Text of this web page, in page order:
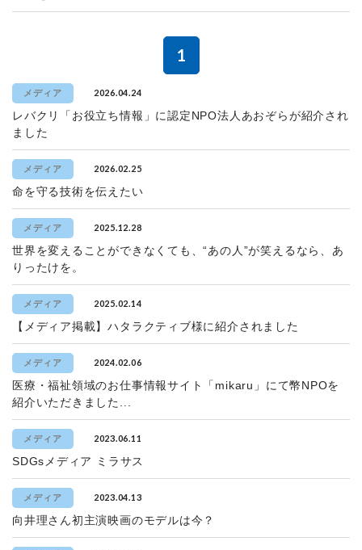
1
メディア 2026.04.24
レバクリ「お役立ち情報」に認定NPO法人あおぞらが紹介され
ました
メディア 2026.02.25
命を守る技術を伝えたい
メディア 2025.12.28
世界を変えることができなくても、“あの人”が笑えるなら、あ
りったけを。
メディア 2025.02.14
【メディア掲載】ハタラクティブ様に紹介されました
メディア 2024.02.06
医療・福祉領域のお仕事情報サイト「mikaru」にて幣NPOを
紹介いただきました...
メディア 2023.06.11
SDGsメディア ミラサス
メディア 2023.04.13
向井理さん初主演映画のモデルは今？